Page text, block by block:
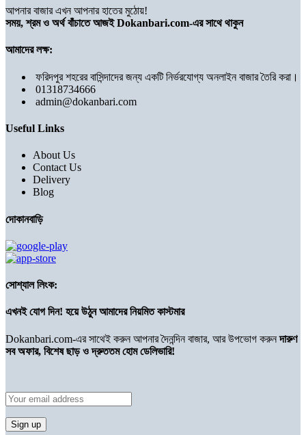
আপনার বাজার এখন আপনার হাতের মুঠোয়!
সময়, শ্রম ও অর্থ বাঁচাতে আজই Dokanbari.com-এর সাথে থাকুন
আমাদের লক্ষ:
ফরিদপুর শহরের বাসিন্দাদের জন্য একটি নির্ভরযোগ্য অনলাইন বাজার তৈরি করা।
01318734666
admin@dokanbari.com
Useful Links
About Us
Contact Us
Delivery
Blog
দোকানবাড়ি
সোশ্যাল লিংক:
এখনই যোগ দিন! হয়ে উঠুন আমাদের নিয়মিত কাস্টমার
Dokanbari.com-এর সাথেই করুন আপনার দৈনন্দিন বাজার, আর উপভোগ করুনদারুণ
সব অফার, বিশেষ ছাড় ও দ্রুততম হোম ডেলিভারি!